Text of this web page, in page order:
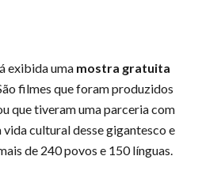
exibida uma mostra gratuita
filmes que foram produzidos
que tiveram uma parceria com
cultural desse gigantesco e
de 240 povos e 150 línguas.